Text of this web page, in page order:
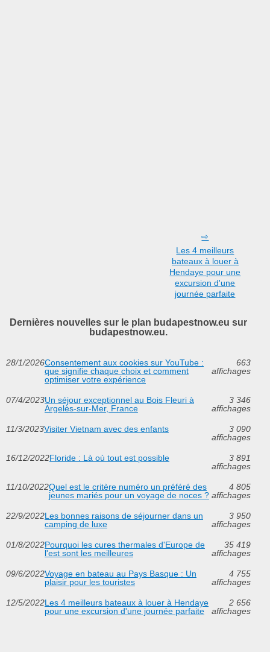
Les 4 meilleurs
bateaux à louer à
Hendaye pour une
excursion d'une
journée parfaite
Dernières nouvelles sur le plan budapestnow.eu sur
budapestnow.eu.
28/1/2026Consentement aux cookies sur YouTube :
que signifie chaque choix et comment
optimiser votre expérience
663
affichages
07/4/2023Un séjour exceptionnel au Bois Fleuri à
Argelès-sur-Mer, France
3 346
affichages
11/3/2023Visiter Vietnam avec des enfants
3 090
affichages
16/12/2022Floride : Là où tout est possible
3 891
affichages
11/10/2022Quel est le critère numéro un préféré des
jeunes mariés pour un voyage de noces ?
4 805
affichages
22/9/2022Les bonnes raisons de séjourner dans un
camping de luxe
3 950
affichages
01/8/2022Pourquoi les cures thermales d'Europe de
l'est sont les meilleures
35 419
affichages
09/6/2022Voyage en bateau au Pays Basque : Un
plaisir pour les touristes
4 755
affichages
12/5/2022Les 4 meilleurs bateaux à louer à Hendaye
pour une excursion d'une journée parfaite
2 656
affichages